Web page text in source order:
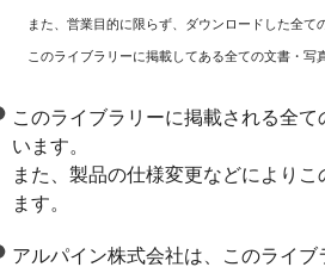
また、営業目的に限らず、ダウンロードした全
このライブラリーに掲載してある全ての文書・写
このライブラリーに掲載される全
います。
また、製品の仕様変更などにより
ます。
アルパイン株式会社は、このライ